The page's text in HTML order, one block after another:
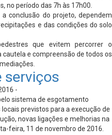
no período das 7h às 17h00.
conclusão do projeto, dependem
e das condições do solo
que evitem percorrer o
e compreensão de todos os
serviços
-
sistema de esgotamento
previstos para a execução de
novas ligações e melhorias na
feira, 11 de novembro de 2016.